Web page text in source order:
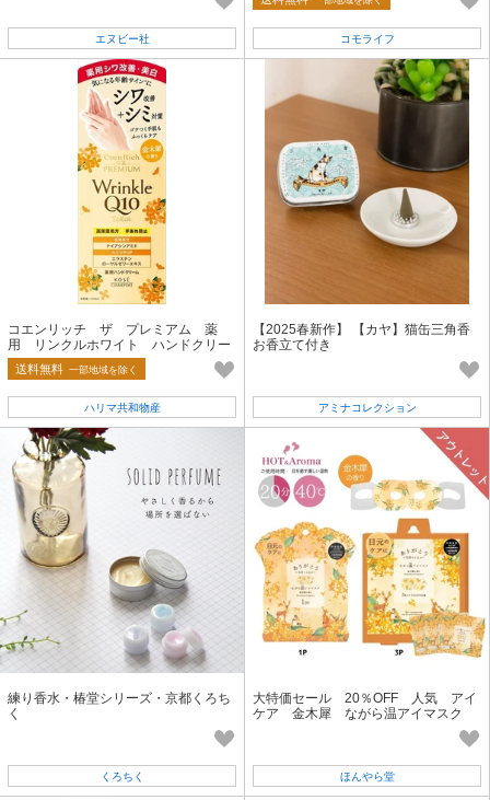
エヌビー社 コモライフ
コエンリッチ ザ プレミアム 薬
用 リンクルホワイト ハンドクリー
ム 金木犀の香り
送料無料 一部地域を除く
ハリマ共和物産
【2025春新作】 【カヤ】猫缶三角香
お香立て付き
アミナコレクション
練り香水・椿堂シリーズ・京都くろち
く
くろちく
大特価セール 20％OFF 人気 アイ
ケア 金木犀 ながら温アイマスク
ほんやら堂